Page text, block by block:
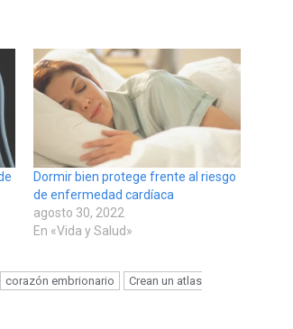
Dormir bien protege frente al riesgo
de enfermedad cardíaca
agosto 30, 2022
En «Vida y Salud»
corazón embrionario
Crean un atlas